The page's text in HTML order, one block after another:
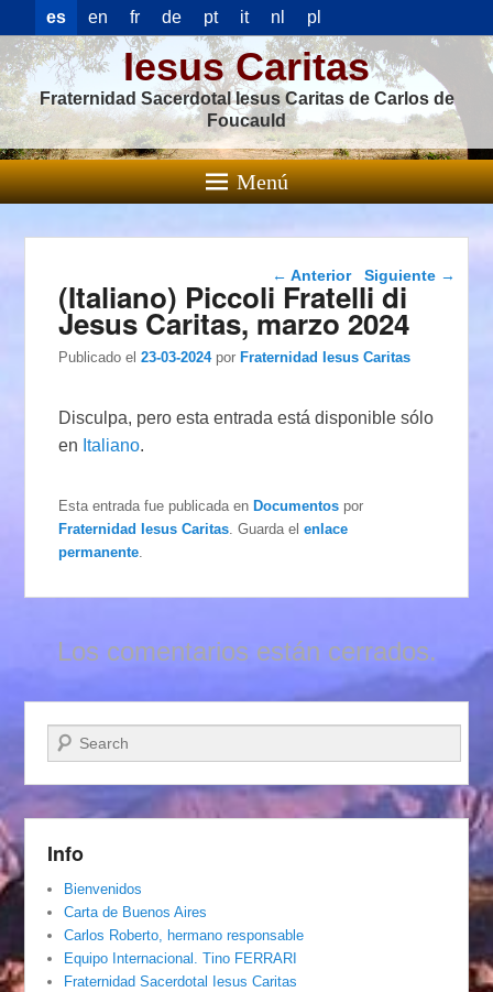
es en fr de pt it nl pl
Iesus Caritas
Fraternidad Sacerdotal Iesus Caritas de Carlos de
Foucauld
Menú
Navegación de
entradas
← Anterior Siguiente →
(Italiano) Piccoli Fratelli di
Jesus Caritas, marzo 2024
Publicado el 23-03-2024 porFraternidad Iesus Caritas
Disculpa, pero esta entrada está disponible sólo
en Italiano.
Esta entrada fue publicada enDocumentos por
Fraternidad Iesus Caritas . Guarda elenlace
permanente
Los comentarios están cerrados.
Buscar
Info
Bienvenidos
Carta de Buenos Aires
Carlos Roberto, hermano responsable
Equipo Internacional. Tino FERRARI
Fraternidad Sacerdotal Iesus Caritas